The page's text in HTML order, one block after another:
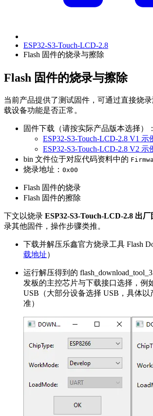
ESP32-S3-Touch-LCD-2.8
Flash 固件的烧录与擦除
Flash 固件的烧录与擦除
当前产品提供了测试固件，可通过直接烧
载设备功能是否正常。
固件下载（请按实际产品版本选择）：
ESP32-S3-Touch-LCD-2.8 V1 示
ESP32-S3-Touch-LCD-2.8 V2 示
bin 文件位于对应代码资料中的
烧录地址： 0x00
Flash 固件的烧录
Flash 固件的擦除
下文以烧录 ESP32-S3-Touch-LCD-2.8 出厂
录其他固件，操作步骤类推。
下载并解压乐鑫官方烧录工具 Flash
载地址）
运行解压得到的
发板的主控芯片与下载接口选择，例
USB（大部分设备选择 USB，具体以
准）